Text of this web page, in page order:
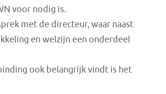
voor nodig is.
met de directeur, waar naast
en welzijn een onderdeel
ook belangrijk vindt is het